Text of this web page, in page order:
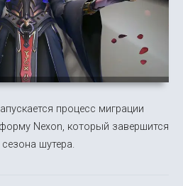
процесс миграции
Nexon, который завершится
шутера.